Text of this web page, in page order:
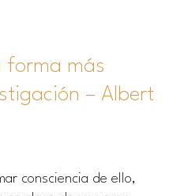
forma más
– Albert
consciencia de ello,